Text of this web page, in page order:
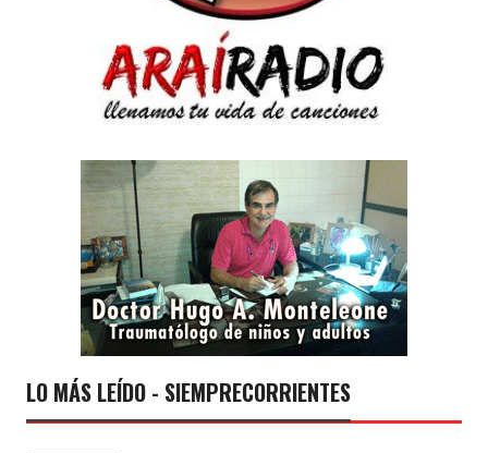
LO MÁS LEÍDO - SIEMPRECORRIENTES